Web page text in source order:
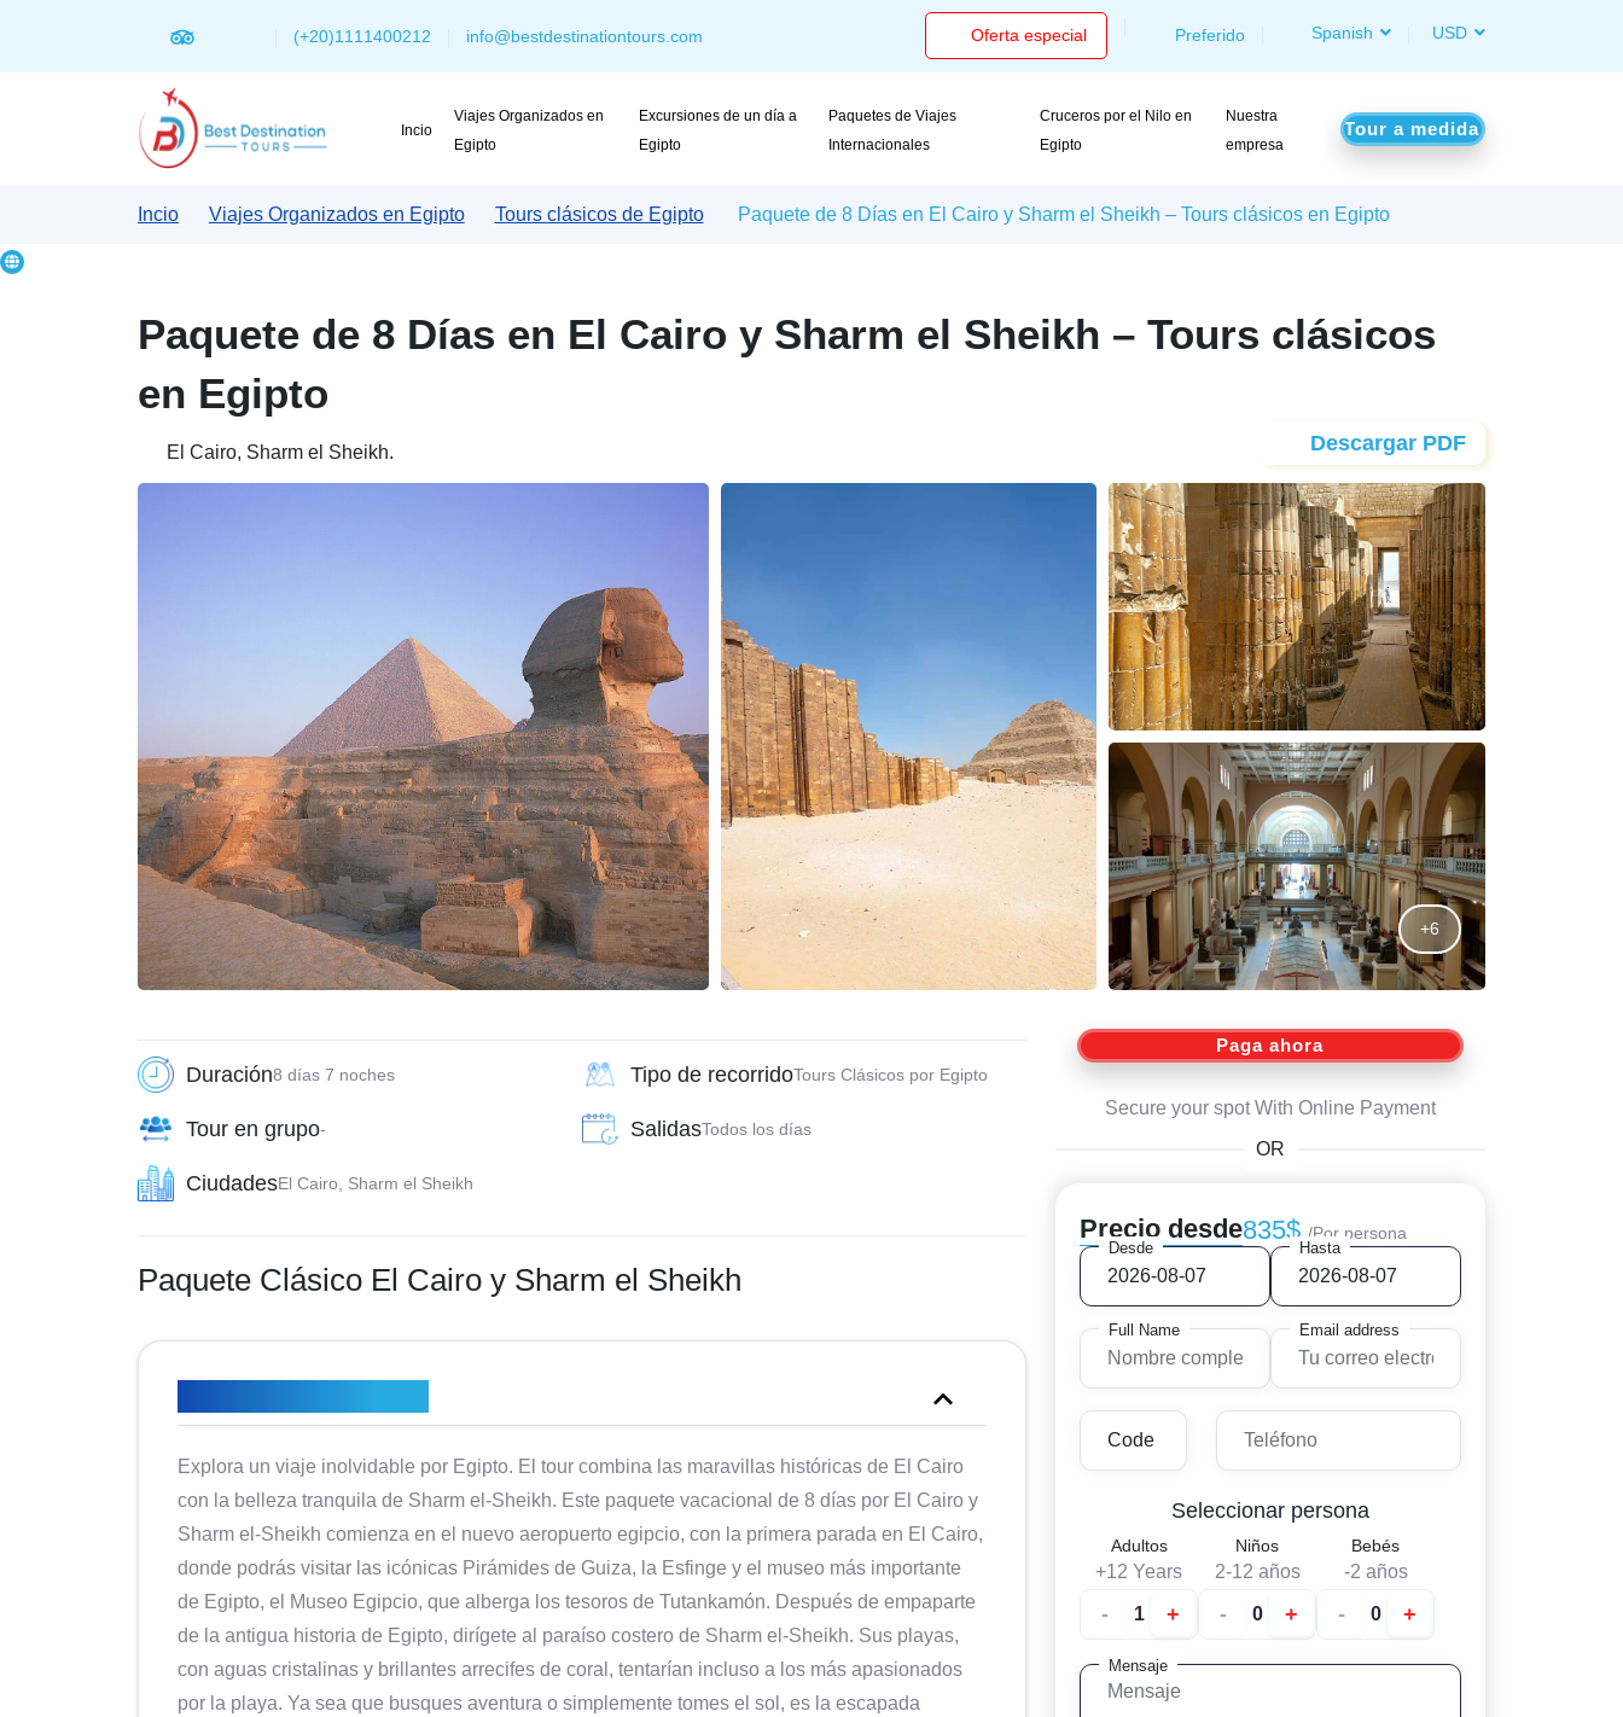
(+20)1111400212 info@bestdestinationtours.com Oferta especial Preferido Spanish USD
Incio
Viajes Organizados en
Egipto
Excursiones de un día a
Egipto
Paquetes de Viajes
Internacionales
Cruceros por el Nilo en
Egipto
Nuestra
empresa
Tour a medida
Incio Viajes Organizados en Egipto Tours clásicos de Egipto Paquete de 8 Días en El Cairo y Sharm el Sheikh – Tours clásicos en Egipto
Paquete de 8 Días en El Cairo y Sharm el Sheikh – Tours clásicos
en Egipto
El Cairo, Sharm el Sheikh. Descargar PDF
+6
Duración8 días 7 noches Tipo de recorridoTours Clásicos por Egipto
Tour en grupo- SalidasTodos los días
CiudadesEl Cairo, Sharm el Sheikh
Paquete Clásico El Cairo y Sharm el Sheikh
Explora un viaje inolvidable por Egipto. El tour combina las maravillas históricas de El Cairo
con la belleza tranquila de Sharm el-Sheikh. Este paquete vacacional de 8 días por El Cairo y
Sharm el-Sheikh comienza en el nuevo aeropuerto egipcio, con la primera parada en El Cairo,
donde podrás visitar las icónicas Pirámides de Guiza, la Esfinge y el museo más importante
de Egipto, el Museo Egipcio, que alberga los tesoros de Tutankamón. Después de empaparte
de la antigua historia de Egipto, dirígete al paraíso costero de Sharm el-Sheikh. Sus playas,
con aguas cristalinas y brillantes arrecifes de coral, tentarían incluso a los más apasionados
por la playa. Ya sea que busques aventura o simplemente tomes el sol, es la escapada
Paga ahora
Secure your spot With Online Payment
OR
Precio desde835$ /Por persona
Desde Hasta
Full Name Email address
Seleccionar persona
Adultos
+12 Years
- +
Niños
2-12 años
- +
Bebés
-2 años
- +
Mensaje